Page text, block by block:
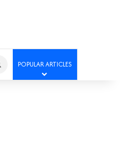
Search
for
POPULAR ARTICLES